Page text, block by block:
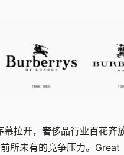
拉开，奢侈品行业百花齐放
所未有的竞争压力。Great